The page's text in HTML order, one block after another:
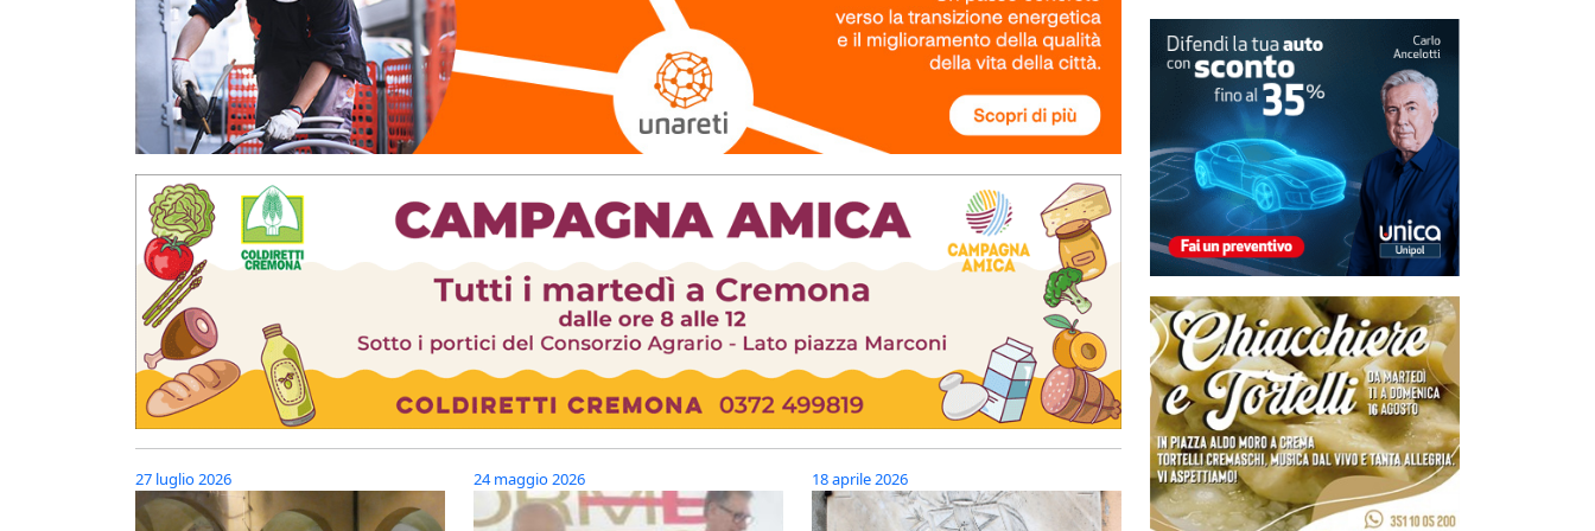
27 luglio 2026 24 maggio 2026 18 aprile 2026